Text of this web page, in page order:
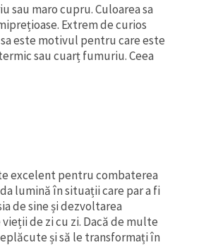
sau maro cupru. Culoarea sa
Extrem de curios
este motivul pentru care este
sau cuarț fumuriu. Ceea
excelent pentru combaterea
lumină în situații care par a fi
de sine și dezvoltarea
de zi cu zi. Dacă de multe
și să le transformați în